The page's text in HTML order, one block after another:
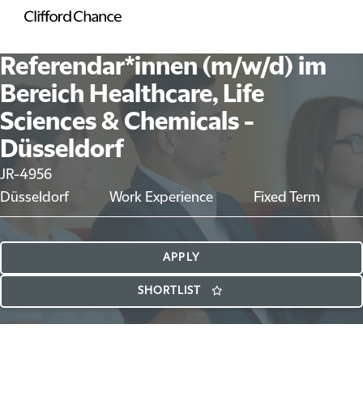
Referendar*innen (m/w/d) im
Bereich Healthcare, Life
Sciences & Chemicals -
Düsseldorf
JR-4956
Düsseldorf
Work Experience Fixed Term
APPLY
SHORTLIST